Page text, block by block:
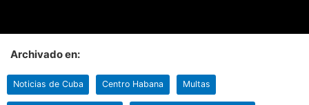
Archivado en:
Noticias de Cuba Centro Habana Multas